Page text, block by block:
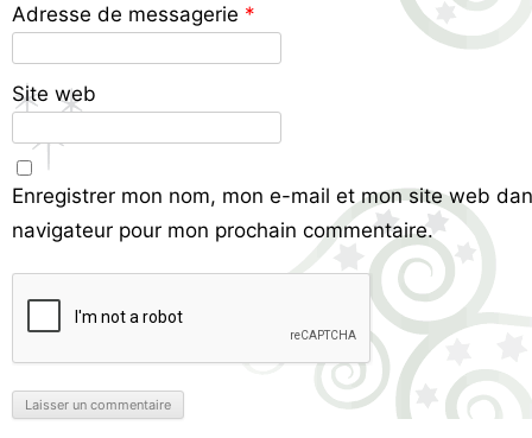
Adresse de messagerie *
Site web
Enregistrer mon nom, mon e-mail et mon site web
navigateur pour mon prochain commentaire.